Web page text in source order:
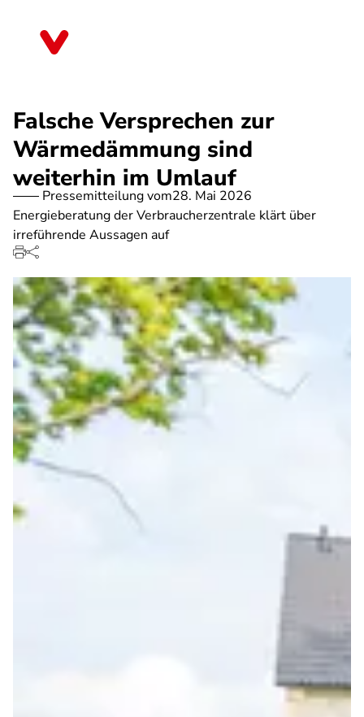
Falsche Versprechen zur
Wärmedämmung sind
weiterhin im Umlauf
Pressemitteilung vom28. Mai 2026
Energieberatung der Verbraucherzentrale klärt über
irreführende Aussagen auf